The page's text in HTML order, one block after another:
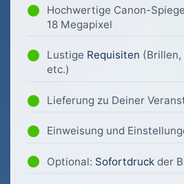
Hochwertige Canon-
18 Megapixel
Lustige Requisiten
etc.)
Lieferung zu Deiner
Einweisung und
Optional: Sofortdruck der